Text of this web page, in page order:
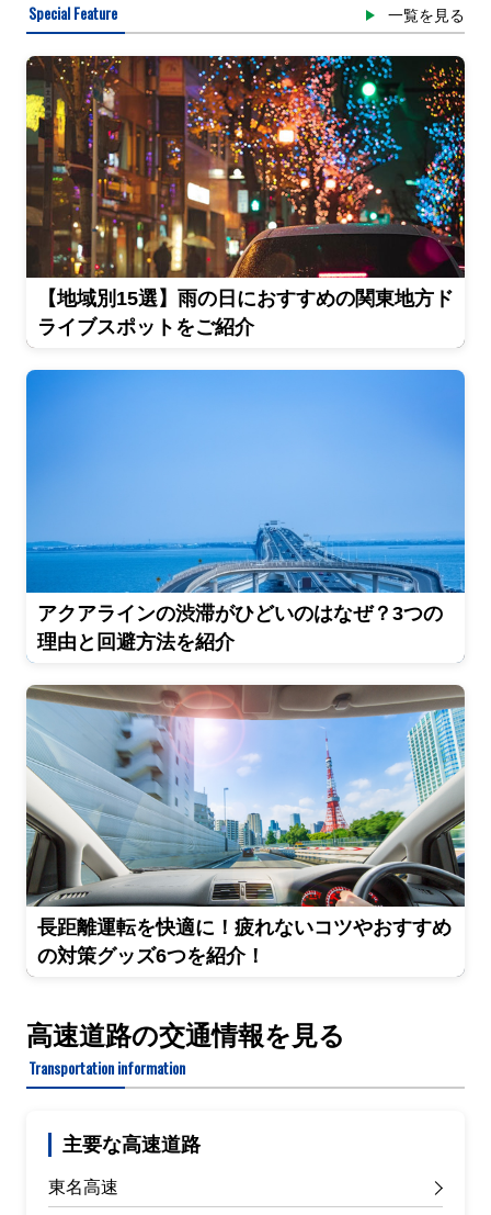
Special Feature 一覧を見る
【地域別15選】雨の日におすすめの関東地方ド
ライブスポットをご紹介
アクアラインの渋滞がひどいのはなぜ？3つの
理由と回避方法を紹介
長距離運転を快適に！疲れないコツやおすすめ
の対策グッズ6つを紹介！
高速道路の交通情報を見る
Transportation information
主要な高速道路
東名高速